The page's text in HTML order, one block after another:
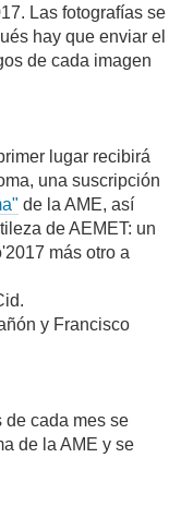
Las fotografías se
hay que enviar el
de cada imagen
lugar recibirá
una suscripción
de la AME, así
de AEMET: un
más otro a
y Francisco
de cada mes se
de la AME y se